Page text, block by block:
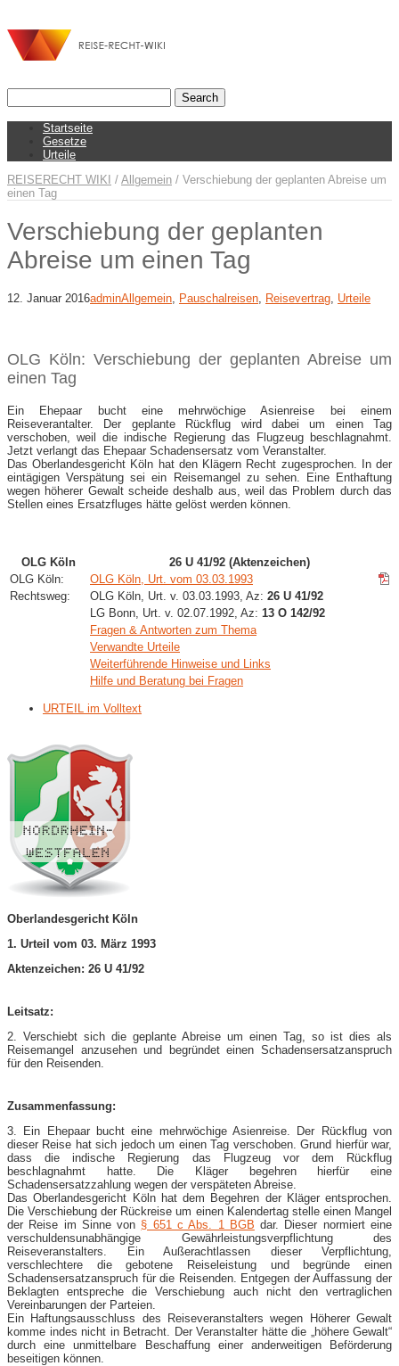
Startseite
Gesetze
Urteile
REISERECHT WIKI / Allgemein / Verschiebung der geplanten Abreise um
einen Tag
Verschiebung der geplanten
Abreise um einen Tag
12. Januar 2016adminAllgemein Pauschalreisen Reisevertrag Urteile
OLG Köln: Verschiebung der geplanten Abreise um
einen Tag
Ein Ehepaar bucht eine mehrwöchige Asienreise bei einem
Reiseverantalter. Der geplante Rückflug wird dabei um einen Tag
verschoben, weil die indische Regierung das Flugzeug beschlagnahmt.
Jetzt verlangt das Ehepaar Schadensersatz vom Veranstalter.
Das Oberlandesgericht Köln hat den Klägern Recht zugesprochen. In der
eintägigen Verspätung sei ein Reisemangel zu sehen. Eine Enthaftung
wegen höherer Gewalt scheide deshalb aus, weil das Problem durch das
Stellen eines Ersatzfluges hätte gelöst werden können.
OLG Köln
26 U 41/92 (Aktenzeichen)
OLG Köln:
OLG Köln, Urt. vom 03.03.1993
Rechtsweg:
OLG Köln, Urt. v. 03.03.1993, Az: 26 U 41/92
LG Bonn, Urt. v. 02.07.1992, Az: 13 O 142/92
Fragen & Antworten zum Thema
Verwandte Urteile
Weiterführende Hinweise und Links
Hilfe und Beratung bei Fragen
URTEIL im Volltext
Oberlandesgericht Köln
1. Urteil vom 03. März 1993
Aktenzeichen: 26 U 41/92
Leitsatz:
2. Verschiebt sich die geplante Abreise um einen Tag, so ist dies als
Reisemangel anzusehen und begründet einen Schadensersatzanspruch
für den Reisenden.
Zusammenfassung:
3. Ein Ehepaar bucht eine mehrwöchige Asienreise. Der Rückflug von
dieser Reise hat sich jedoch um einen Tag verschoben. Grund hierfür war,
dass die indische Regierung das Flugzeug vor dem Rückflug
beschlagnahmt hatte. Die Kläger begehren hierfür eine
Schadensersatzzahlung wegen der verspäteten Abreise.
Das Oberlandesgericht Köln hat dem Begehren der Kläger entsprochen.
Die Verschiebung der Rückreise um einen Kalendertag stelle einen Mangel
der Reise im Sinne von § 651 c Abs. 1 BGB dar. Dieser normiert eine
verschuldensunabhängige Gewährleistungsverpflichtung des
Reiseveranstalters. Ein Außerachtlassen dieser Verpflichtung,
verschlechtere die gebotene Reiseleistung und begründe einen
Schadensersatzanspruch für die Reisenden. Entgegen der Auffassung der
Beklagten entspreche die Verschiebung auch nicht den vertraglichen
Vereinbarungen der Parteien.
Ein Haftungsausschluss des Reiseveranstalters wegen Höherer Gewalt
komme indes nicht in Betracht. Der Veranstalter hätte die „höhere Gewalt“
durch eine unmittelbare Beschaffung einer anderweitigen Beförderung
beseitigen können.